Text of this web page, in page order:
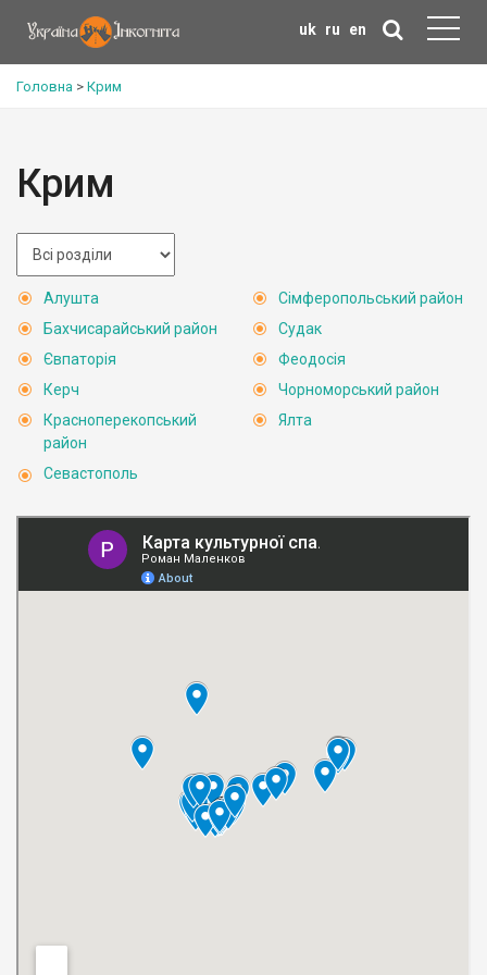
uk ru en
Головна > Крим
Крим
Алушта
Бахчисарайський район
Євпаторія
Керч
Красноперекопський
район
Севастополь
Сімферопольський район
Судак
Феодосія
Чорноморський район
Ялта